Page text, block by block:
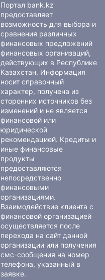
Портал bank.kz
предоставляет
возможность для выбора и
сравнения различных
финансовых предложений
финансовых организаций,
действующих в Республике
Казахстан. Информация
носит справочный
характер, получена из
сторонних источников без
изменений и не является
финансовой или
юридической
рекомендацией. Кредиты и
иные финансовые
продукты
предоставляются
непосредственно
финансовыми
организациями.
Взаимодействие клиента с
финансовой организацией
осуществляется после
перехода на сайт данной
организации или получения
смс-сообщения на номер
телефона, указанный в
заявке.